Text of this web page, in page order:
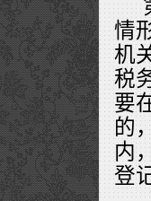
情
机
税
要
的
内
登